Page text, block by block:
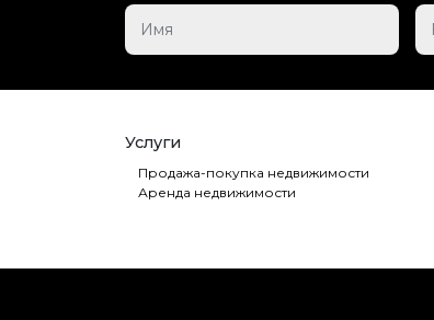
Услуги
Продажа-покупка недвижимости
Аренда недвижимости